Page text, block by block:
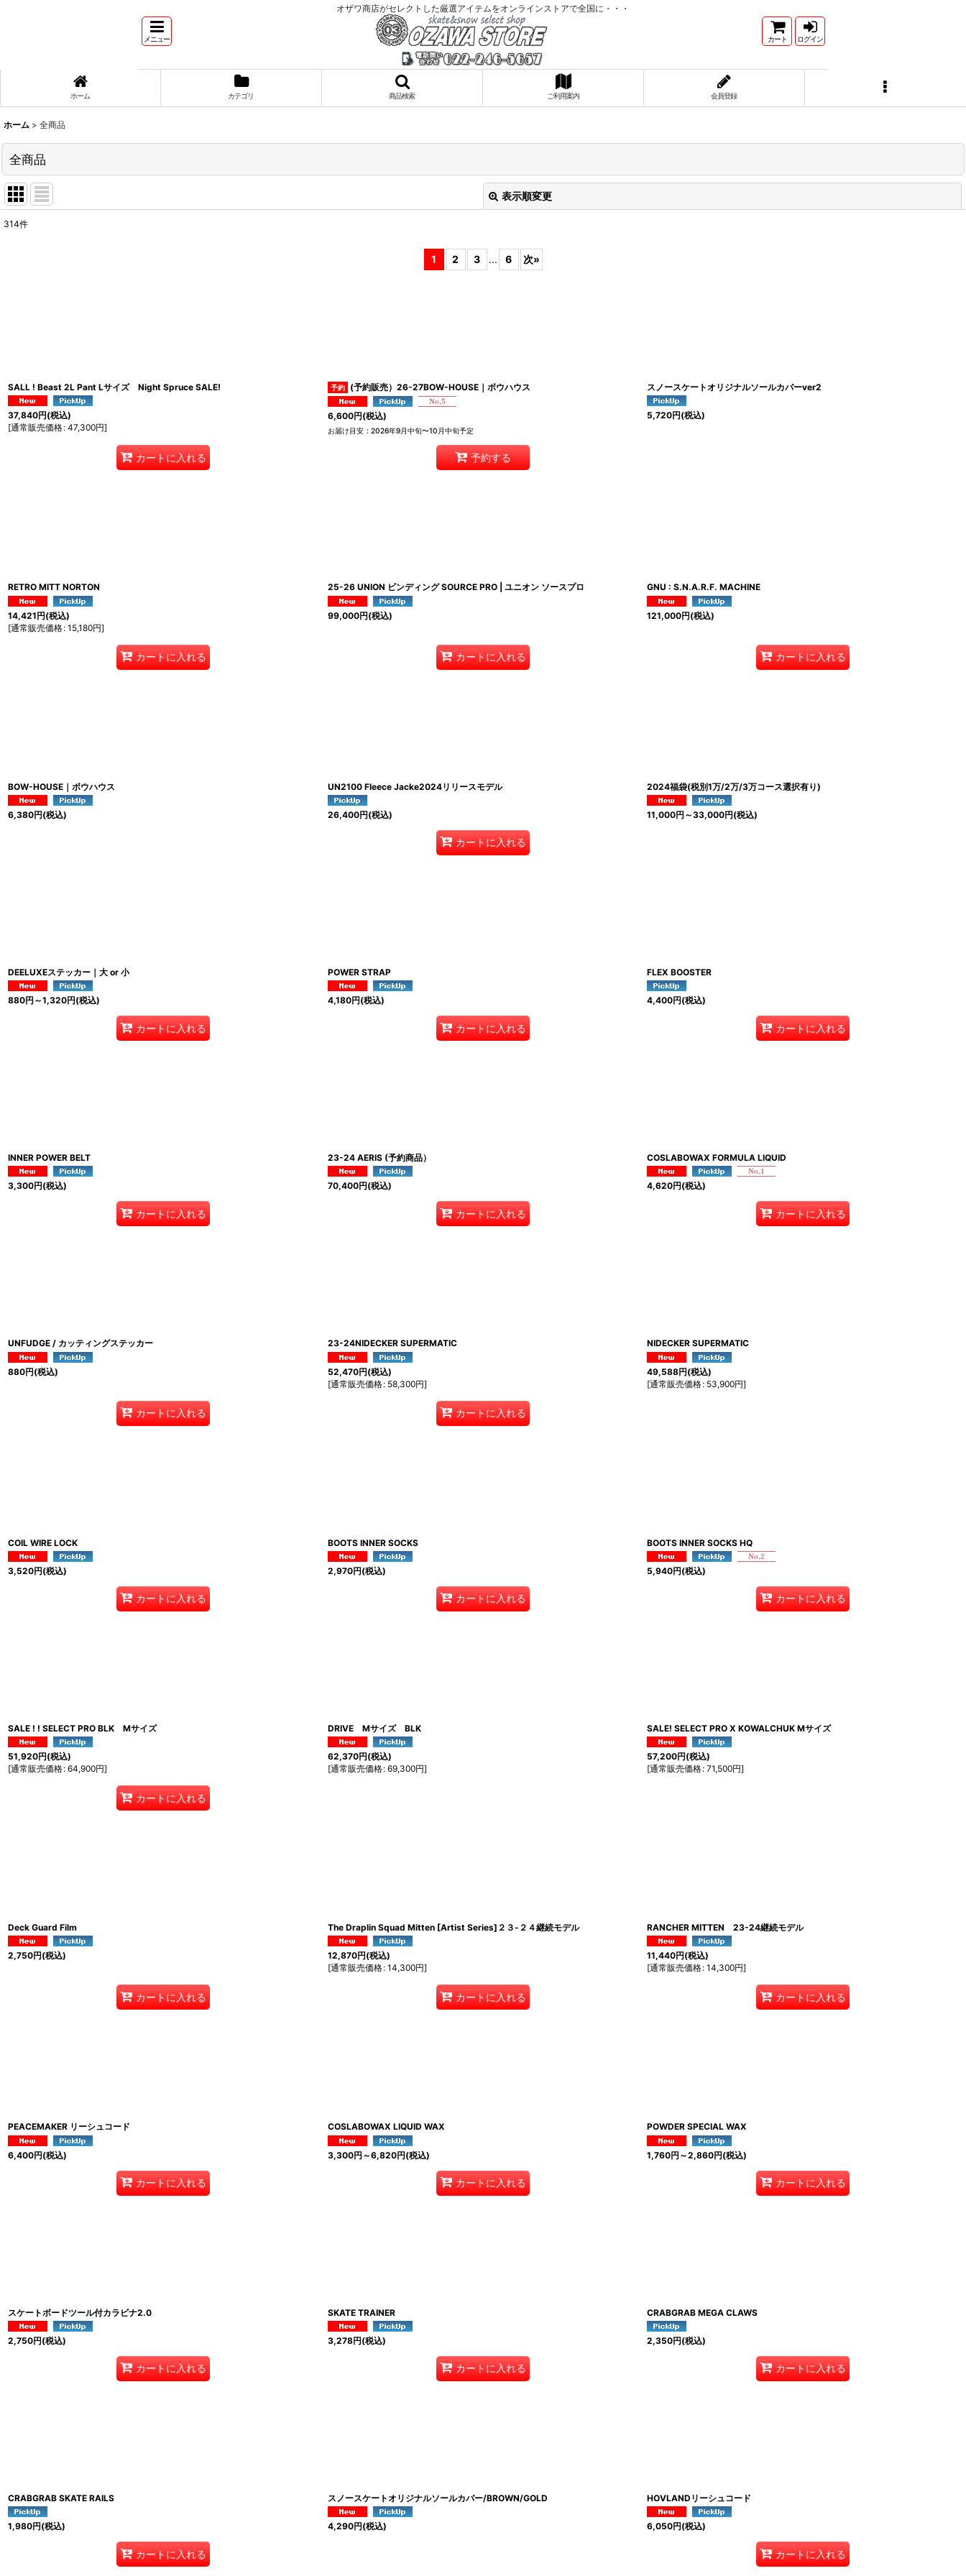
オザワ商店がセレクトした厳選アイテムをオンラインストアで全国に・・・
メニュー カート ログイン
ホーム カテゴリ 商品検索 ご利用案内 会員登録
ホーム > 全商品
全商品
表示順変更
314件
1 2 3 ... 6 次»
SALL ! Beast 2L Pant Lサイズ Night Spruce SALE!
37,840円(税込)
[通常販売価格: 47,300円]
カートに入れる
(予約販売）26-27BOW-HOUSE｜ボウハウス
6,600円(税込)
お届け目安 : 2026年9月中旬〜10月中旬予定
予約する
スノースケートオリジナルソールカバーver2
5,720円(税込)
RETRO MITT NORTON
14,421円(税込)
[通常販売価格: 15,180円]
カートに入れる
25-26 UNION ビンディング SOURCE PRO | ユニオン ソースプロ
99,000円(税込)
カートに入れる
GNU : S.N.A.R.F. MACHINE
121,000円(税込)
カートに入れる
BOW-HOUSE｜ボウハウス
6,380円(税込)
UN2100 Fleece Jacke2024リリースモデル
26,400円(税込)
カートに入れる
2024福袋(税別1万/2万/3万コース選択有り)
11,000円 ～33,000円(税込)
DEELUXEステッカー｜大 or 小
880円 ～1,320円(税込)
カートに入れる
POWER STRAP
4,180円(税込)
カートに入れる
FLEX BOOSTER
4,400円(税込)
カートに入れる
INNER POWER BELT
3,300円(税込)
カートに入れる
23-24 AERIS (予約商品）
70,400円(税込)
カートに入れる
COSLABOWAX FORMULA LIQUID
4,620円(税込)
カートに入れる
UNFUDGE / カッティングステッカー
880円(税込)
カートに入れる
23-24NIDECKER SUPERMATIC
52,470円(税込)
[通常販売価格: 58,300円]
カートに入れる
NIDECKER SUPERMATIC
49,588円(税込)
[通常販売価格: 53,900円]
COIL WIRE LOCK
3,520円(税込)
カートに入れる
BOOTS INNER SOCKS
2,970円(税込)
カートに入れる
BOOTS INNER SOCKS HQ
5,940円(税込)
カートに入れる
SALE ! ! SELECT PRO BLK Mサイズ
51,920円(税込)
[通常販売価格: 64,900円]
カートに入れる
DRIVE Mサイズ BLK
62,370円(税込)
[通常販売価格: 69,300円]
SALE! SELECT PRO X KOWALCHUK Mサイズ
57,200円(税込)
[通常販売価格: 71,500円]
Deck Guard Film
2,750円(税込)
カートに入れる
The Draplin Squad Mitten [Artist Series]２３-２４継続モデル
12,870円(税込)
[通常販売価格: 14,300円]
カートに入れる
RANCHER MITTEN 23-24継続モデル
11,440円(税込)
[通常販売価格: 14,300円]
カートに入れる
PEACEMAKER リーシュコード
6,400円(税込)
カートに入れる
COSLABOWAX LIQUID WAX
3,300円 ～6,820円(税込)
カートに入れる
POWDER SPECIAL WAX
1,760円 ～2,860円(税込)
カートに入れる
スケートボードツール付カラビナ2.0
2,750円(税込)
カートに入れる
SKATE TRAINER
3,278円(税込)
カートに入れる
CRABGRAB MEGA CLAWS
2,350円(税込)
カートに入れる
CRABGRAB SKATE RAILS
1,980円(税込)
カートに入れる
スノースケートオリジナルソールカバー/BROWN/GOLD
4,290円(税込)
HOVLANDリーシュコード
6,050円(税込)
カートに入れる